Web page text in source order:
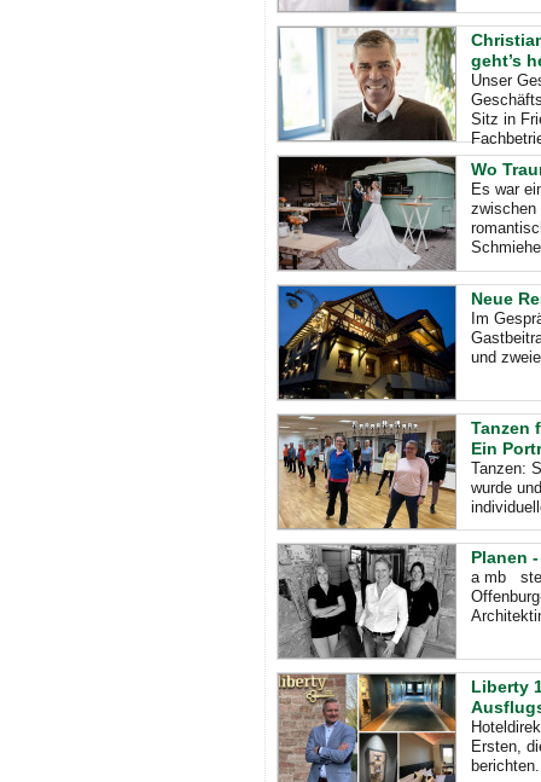
geht’s
Unser
Sitz in
Wo
Es war
zwischen
Neue
Im
und
Tanzen
Ein
Tanzen:
wurde
Planen
a mb
Liberty
Ersten,